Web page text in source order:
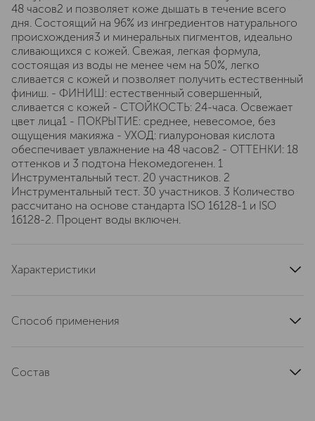
48 часов2 и позволяет коже дышать в течение всего
дня. Состоящий на 96% из ингредиентов натурального
происхождения3 и минеральных пигментов, идеально
сливающихся с кожей. Свежая, легкая формула,
состоящая из воды не менее чем на 50%, легко
сливается с кожей и позволяет получить естественный
финиш. - ФИНИШ: естественный совершенный,
сливается с кожей - СТОЙКОСТЬ: 24-часа. Освежает
цвет лица1 - ПОКРЫТИЕ: среднее, невесомое, без
ощущения макияжа - УХОД: гиалуроновая кислота
обеспечивает увлажнение на 48 часов2 - ОТТЕНКИ: 18
оттенков и 3 подтона Некомедогенен. 1
Инструментальный тест. 20 участников. 2
Инструментальный тест. 30 участников. 3 Количество
рассчитано на основе стандарта ISO 16128-1 и ISO
16128-2. Процент воды включен.
Характеристики
тип кожи
Способ применения
количество средства, придавая коже естественное
Состав